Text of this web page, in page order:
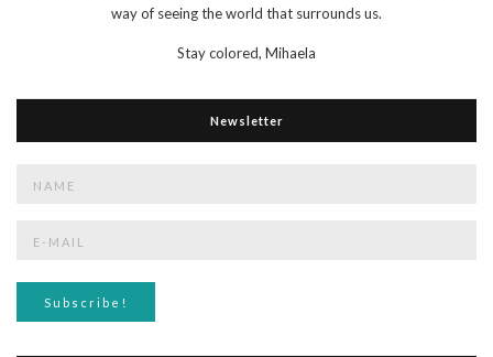
way of seeing the world that surrounds us.
Stay colored, Mihaela
Newsletter